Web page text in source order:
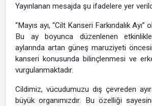
Yayınlanan mesajda şu ifadelere yer
“Mayıs ayı, “Cilt Kanseri Farkındalık
Bu ay boyunca düzenlenen
aylarında artan güneş maruziyeti
kanseri konusunda bilinçlenmesi ve
vurgulanmaktadır.
Cildimiz, vücudumuzu dış çevreden
büyük organımızdır. Bu özelliği